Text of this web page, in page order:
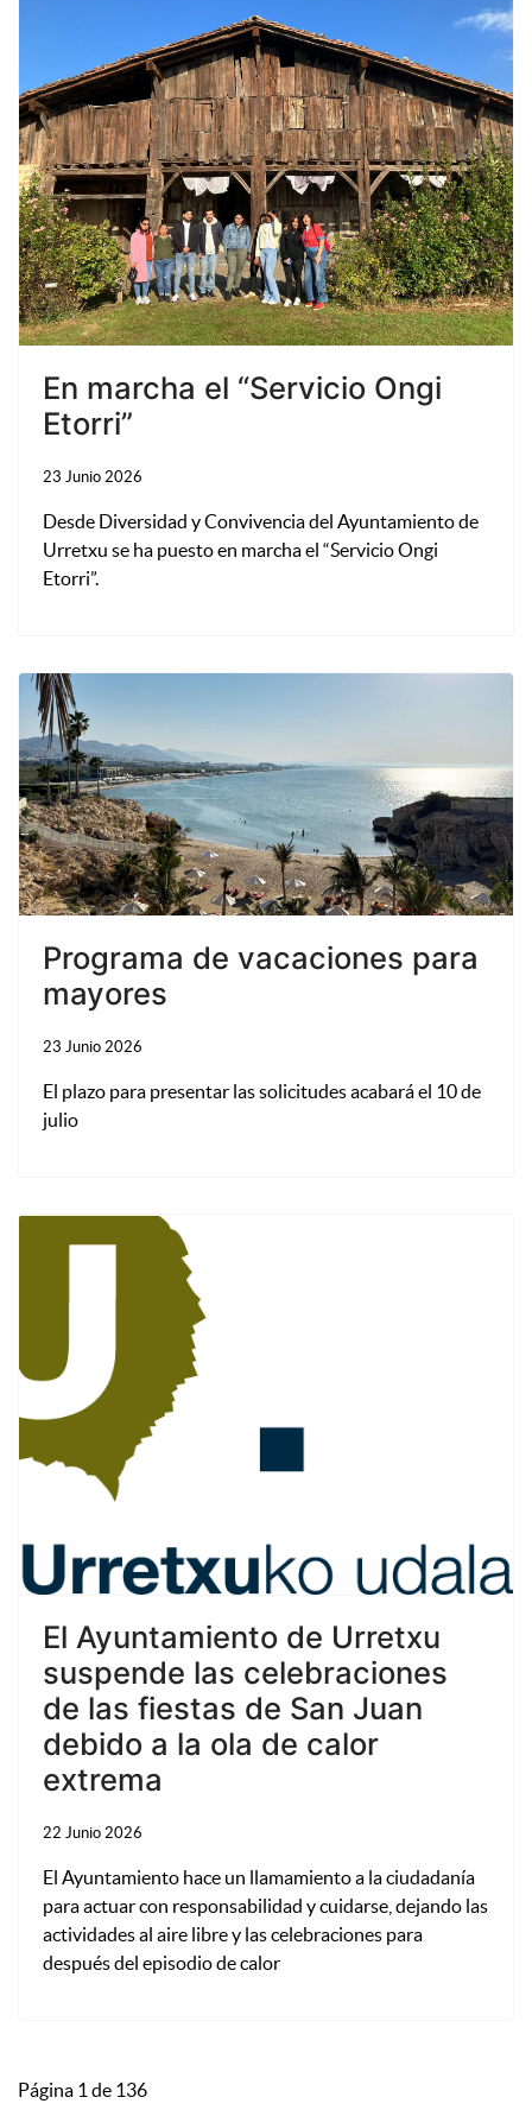
En marcha el “Servicio Ongi
Etorri”
23 Junio 2026
Desde Diversidad y Convivencia del Ayuntamiento de
Urretxu se ha puesto en marcha el “Servicio Ongi
Etorri”.
Programa de vacaciones para
mayores
23 Junio 2026
El plazo para presentar las solicitudes acabará el 10 de
julio
El Ayuntamiento de Urretxu
suspende las celebraciones
de las fiestas de San Juan
debido a la ola de calor
extrema
22 Junio 2026
El Ayuntamiento hace un llamamiento a la ciudadanía
para actuar con responsabilidad y cuidarse, dejando las
actividades al aire libre y las celebraciones para
después del episodio de calor
Página 1 de 136